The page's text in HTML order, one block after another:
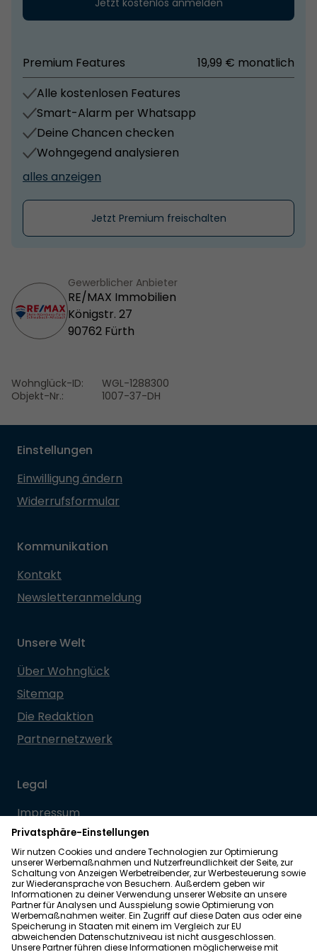
Premium Features
19,99 € monatlich
Alle kostenlosen Features
Smart-Alarm per Whatsapp
Deine Chancen checken
Wohngegend analysieren
alles anzeigen
Jetzt Premium freischalten
Gewerblicher Anbieter
RE/MAX Immobilien
Königstr. 27
90762 Fürth
Wohnglück-ID:
Objekt-Nr.:
WGL-1288300
1007-37-DH
Einstellungen
Einwilligung ändern
Widerrufsformular
Kommunikation
Kontakt
Newsletteranmeldung
Unsere Welt
Über Wohnglück
Sitemap
Die Redaktion
Partnernetzwerk
Legal
Impressum
Datenschutz
Allgemeine Geschäftsbedingungen
Barrierefreiheit